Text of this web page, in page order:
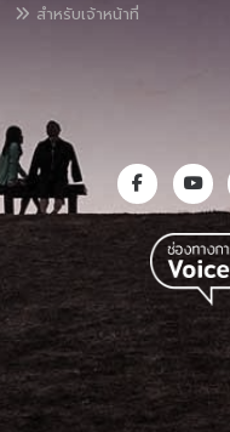
สำหรับเจ้าหน้าที่